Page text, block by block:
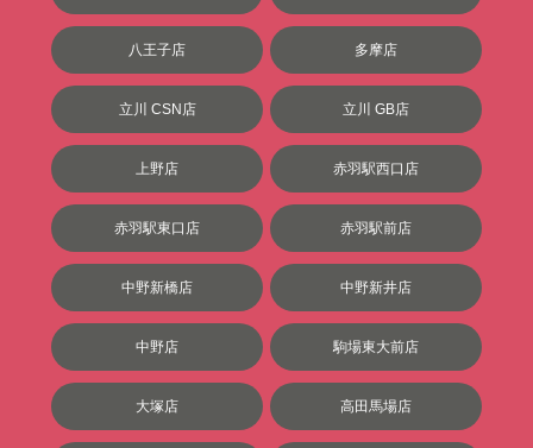
八王子店 多摩店
立川 CSN店 立川 GB店
上野店 赤羽駅西口店
赤羽駅東口店 赤羽駅前店
中野新橋店 中野新井店
中野店 駒場東大前店
大塚店 高田馬場店